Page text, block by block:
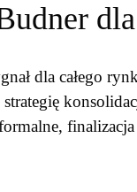
dla całego